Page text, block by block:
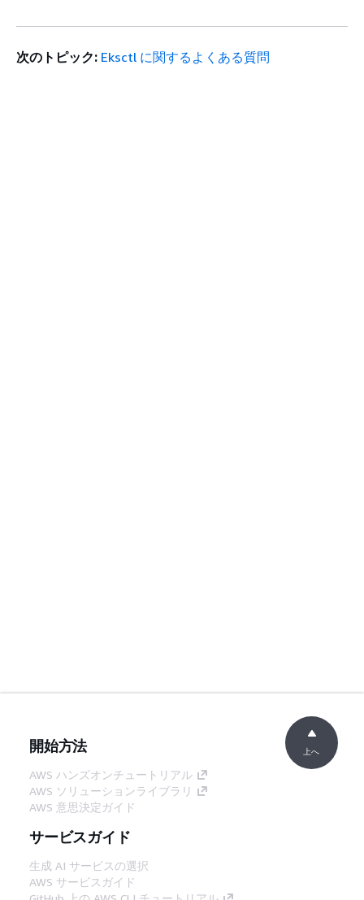
次のトピック: Eksctl に関するよくある質問
開始方法
AWS ハンズオンチュートリアル
AWS ソリューションライブラリ
AWS 意思決定ガイド
サービスガイド
生成 AI サービスの選択
AWS サービスガイド
上へ